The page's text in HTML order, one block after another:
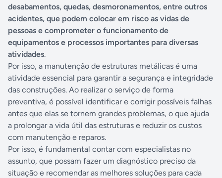
desabamentos, quedas, desmoronamentos, entre outros
acidentes, que podem colocar em risco as vidas de
pessoas e comprometer o funcionamento de
equipamentos e processos importantes para diversas
atividades.
Por isso, a manutenção de estruturas metálicas é uma
atividade essencial para garantir a segurança e integridade
das construções. Ao realizar o serviço de forma
preventiva, é possível identificar e corrigir possíveis falhas
antes que elas se tornem grandes problemas, o que ajuda
a prolongar a vida útil das estruturas e reduzir os custos
com manutenção e reparos.
Por isso, é fundamental contar com especialistas no
assunto, que possam fazer um diagnóstico preciso da
situação e recomendar as melhores soluções para cada